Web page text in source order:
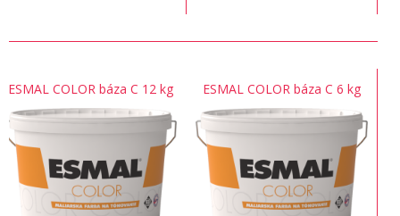
ESMAL COLOR báza C 12 kg ESMAL COLOR báza C 6 kg